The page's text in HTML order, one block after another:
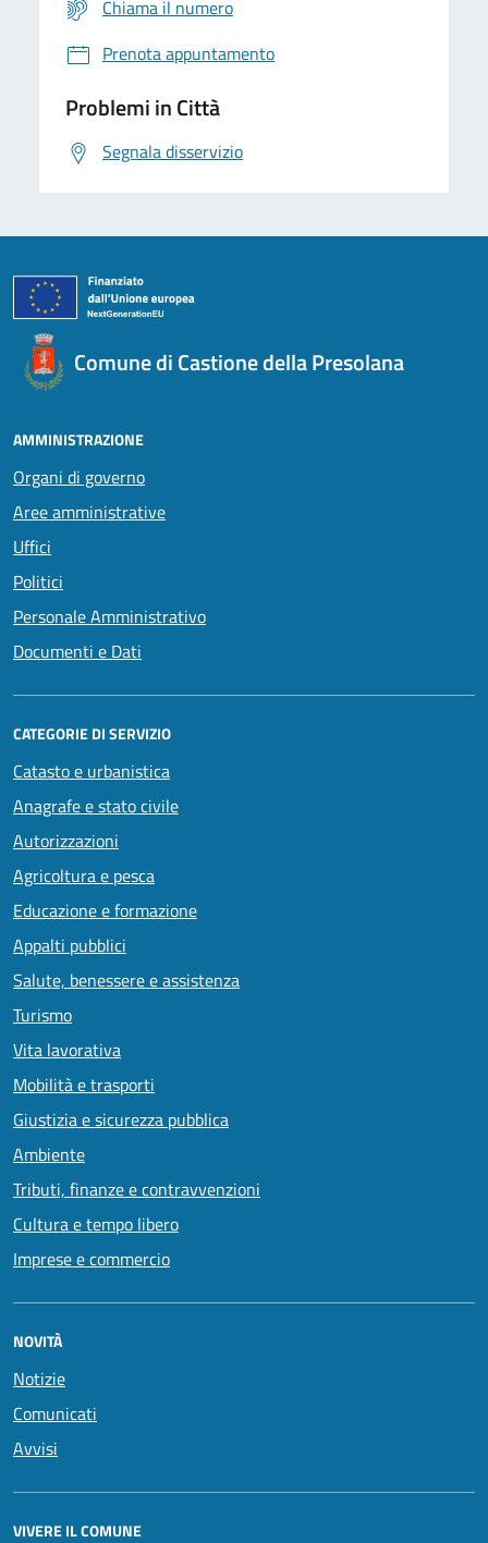
Chiama il numero
Prenota appuntamento
Problemi in Città
Segnala disservizio
Comune di Castione della Presolana
AMMINISTRAZIONE
Organi di governo
Aree amministrative
Uffici
Politici
Personale Amministrativo
Documenti e Dati
CATEGORIE DI SERVIZIO
Catasto e urbanistica
Anagrafe e stato civile
Autorizzazioni
Agricoltura e pesca
Educazione e formazione
Appalti pubblici
Salute, benessere e assistenza
Turismo
Vita lavorativa
Mobilità e trasporti
Giustizia e sicurezza pubblica
Ambiente
Tributi, finanze e contravvenzioni
Cultura e tempo libero
Imprese e commercio
NOVITÀ
Notizie
Comunicati
Avvisi
VIVERE IL COMUNE